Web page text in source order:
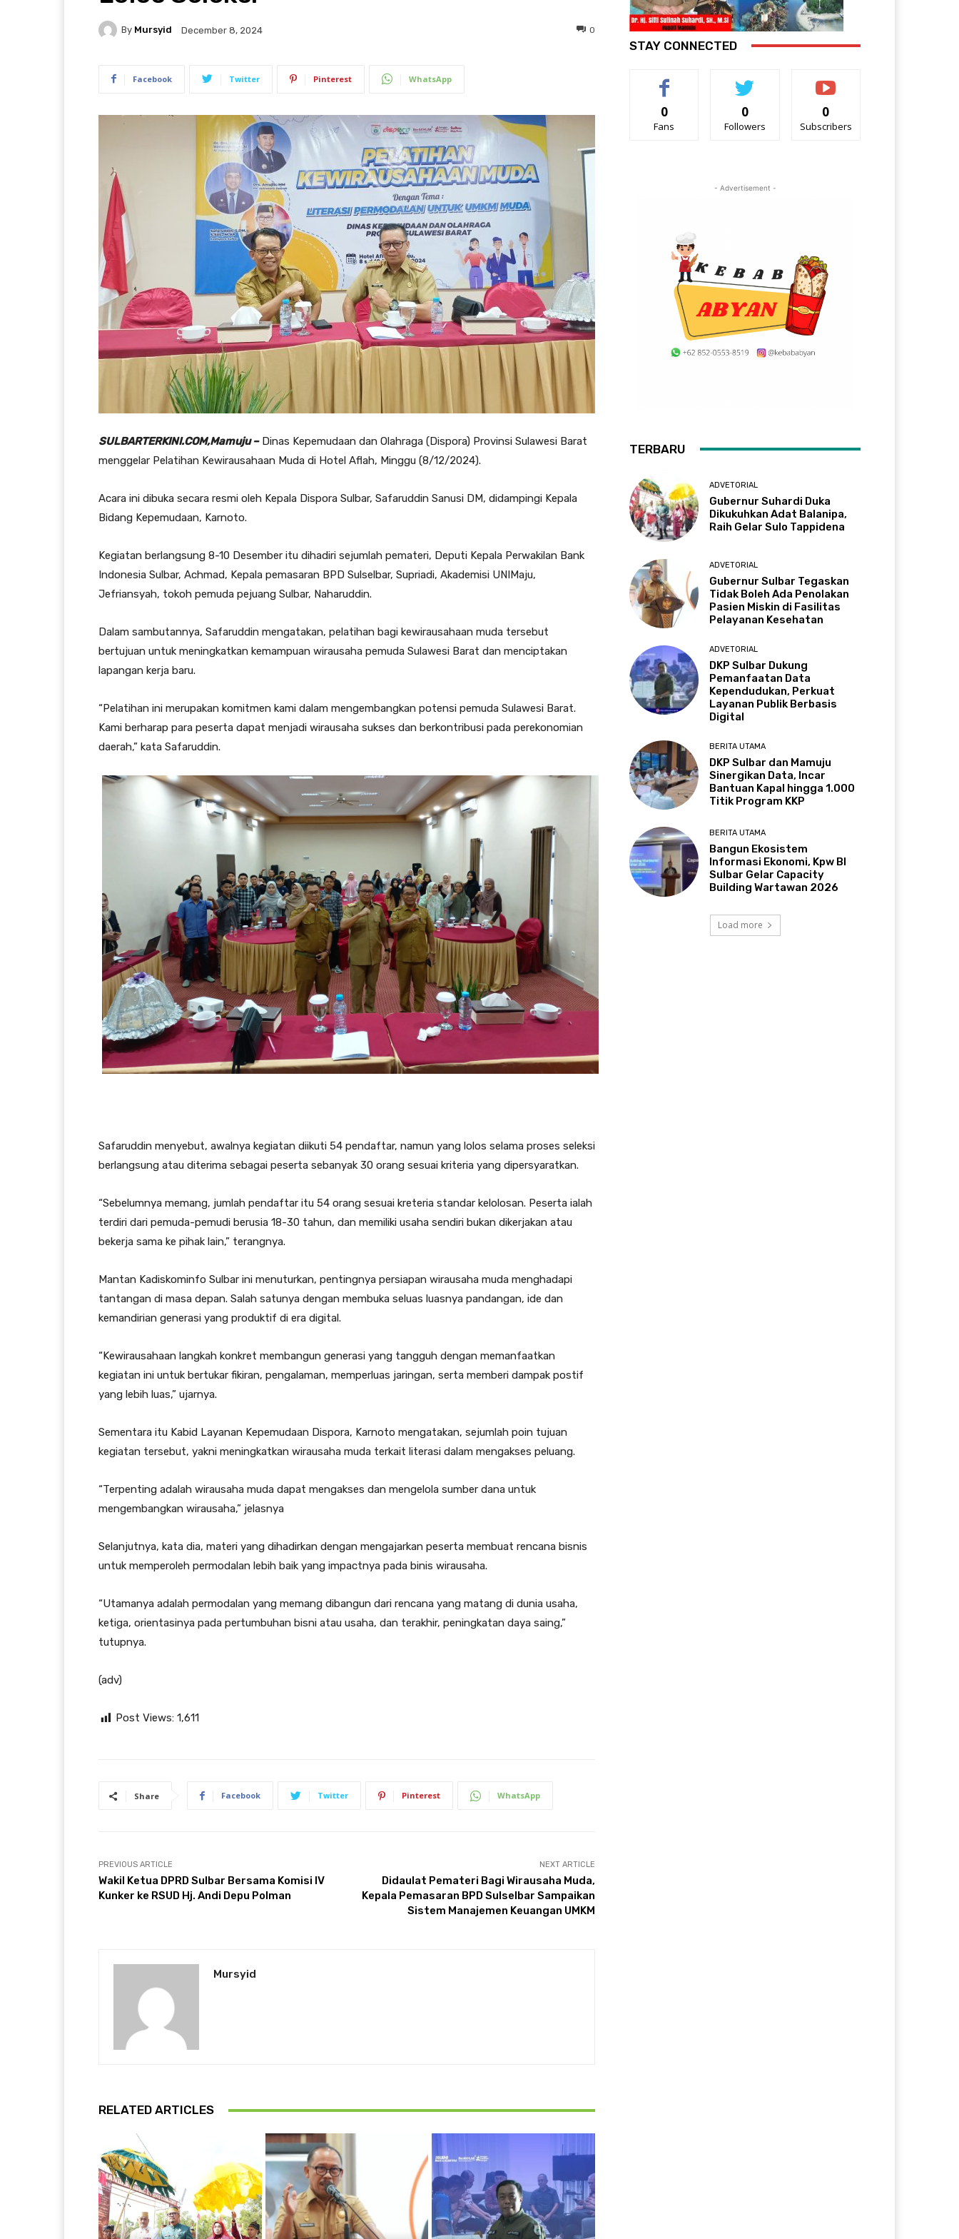
By Mursyid December 8, 2024 0
Facebook Twitter Pinterest WhatsApp
SULBARTERKINI.COM,Mamuju –Dinas Kepemudaan dan Olahraga (Dispora) Provinsi Sulawesi Barat
menggelar Pelatihan Kewirausahaan Muda di Hotel Aflah, Minggu (8/12/2024).
Acara ini dibuka secara resmi oleh Kepala Dispora Sulbar, Safaruddin Sanusi DM, didampingi Kepala
Bidang Kepemudaan, Karnoto.
Kegiatan berlangsung 8-10 Desember itu dihadiri sejumlah pemateri, Deputi Kepala Perwakilan Bank
Indonesia Sulbar, Achmad, Kepala pemasaran BPD Sulselbar, Supriadi, Akademisi UNIMaju,
Jefriansyah, tokoh pemuda pejuang Sulbar, Naharuddin.
Dalam sambutannya, Safaruddin mengatakan, pelatihan bagi kewirausahaan muda tersebut
bertujuan untuk meningkatkan kemampuan wirausaha pemuda Sulawesi Barat dan menciptakan
lapangan kerja baru.
“Pelatihan ini merupakan komitmen kami dalam mengembangkan potensi pemuda Sulawesi Barat.
Kami berharap para peserta dapat menjadi wirausaha sukses dan berkontribusi pada perekonomian
daerah,” kata Safaruddin.
Safaruddin menyebut, awalnya kegiatan diikuti 54 pendaftar, namun yang lolos selama proses seleksi
berlangsung atau diterima sebagai peserta sebanyak 30 orang sesuai kriteria yang dipersyaratkan.
“Sebelumnya memang, jumlah pendaftar itu 54 orang sesuai kreteria standar kelolosan. Peserta ialah
terdiri dari pemuda-pemudi berusia 18-30 tahun, dan memiliki usaha sendiri bukan dikerjakan atau
bekerja sama ke pihak lain,” terangnya.
Mantan Kadiskominfo Sulbar ini menuturkan, pentingnya persiapan wirausaha muda menghadapi
tantangan di masa depan. Salah satunya dengan membuka seluas luasnya pandangan, ide dan
kemandirian generasi yang produktif di era digital.
“Kewirausahaan langkah konkret membangun generasi yang tangguh dengan memanfaatkan
kegiatan ini untuk bertukar fikiran, pengalaman, memperluas jaringan, serta memberi dampak postif
yang lebih luas,” ujarnya.
Sementara itu Kabid Layanan Kepemudaan Dispora, Karnoto mengatakan, sejumlah poin tujuan
kegiatan tersebut, yakni meningkatkan wirausaha muda terkait literasi dalam mengakses peluang.
“Terpenting adalah wirausaha muda dapat mengakses dan mengelola sumber dana untuk
mengembangkan wirausaha,” jelasnya
Selanjutnya, kata dia, materi yang dihadirkan dengan mengajarkan peserta membuat rencana bisnis
untuk memperoleh permodalan lebih baik yang impactnya pada binis wirausaha.
“Utamanya adalah permodalan yang memang dibangun dari rencana yang matang di dunia usaha,
ketiga, orientasinya pada pertumbuhan bisni atau usaha, dan terakhir, peningkatan daya saing,”
tutupnya.
(adv)
Post Views: 1,611
Share Facebook Twitter Pinterest WhatsApp
PREVIOUS ARTICLE
Wakil Ketua DPRD Sulbar Bersama Komisi IV
Kunker ke RSUD Hj. Andi Depu Polman
NEXT ARTICLE
Didaulat Pemateri Bagi Wirausaha Muda,
Kepala Pemasaran BPD Sulselbar Sampaikan
Sistem Manajemen Keuangan UMKM
Mursyid
RELATED ARTICLES
STAY CONNECTED
0
Fans
0
Followers
0
Subscribers
- Advertisement -
TERBARU
ADVETORIAL
Gubernur Suhardi Duka
Dikukuhkan Adat Balanipa,
Raih Gelar Sulo Tappidena
ADVETORIAL
Gubernur Sulbar Tegaskan
Tidak Boleh Ada Penolakan
Pasien Miskin di Fasilitas
Pelayanan Kesehatan
ADVETORIAL
DKP Sulbar Dukung
Pemanfaatan Data
Kependudukan, Perkuat
Layanan Publik Berbasis
Digital
BERITA UTAMA
DKP Sulbar dan Mamuju
Sinergikan Data, Incar
Bantuan Kapal hingga 1.000
Titik Program KKP
BERITA UTAMA
Bangun Ekosistem
Informasi Ekonomi, Kpw BI
Sulbar Gelar Capacity
Building Wartawan 2026
Load more